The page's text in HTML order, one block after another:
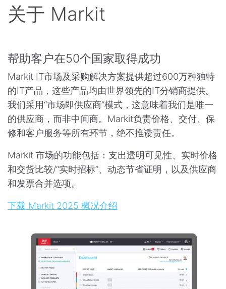
关于 Markit
帮助客户在50个国家取得成功
Markit IT市场及采购解决方案提供超过600万种独特
的IT产品，这些产品均由世界领先的IT分销商提供。
我们采用“市场即供应商”模式，这意味着我们是唯一
的供应商，而非中间商。Markit负责价格、交付、保
修和客户服务等所有环节，绝不推诿责任。
Markit 市场的功能包括：支出透明可见性、实时价格
和交货比较/“实时招标”、动态节省证明，以及供应商
和发票合并选项。
下载 Markit 2025 概况介绍